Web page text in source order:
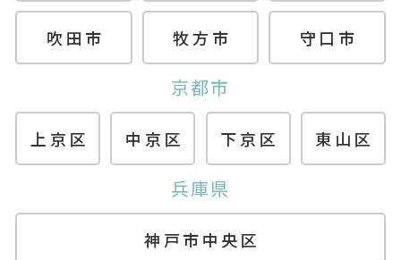
吹田市 牧方市 守口市
京都市
上京区 中京区 下京区 東山区
兵庫県
神戸市中央区